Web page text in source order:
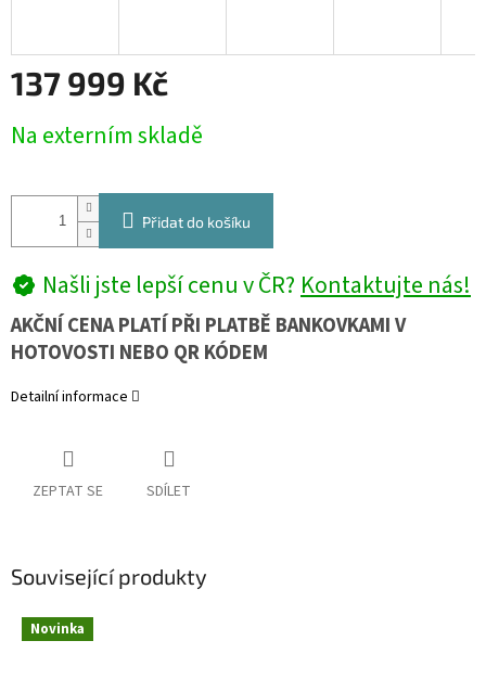
137 999 Kč
cena:
Na externím skladě
Přidat do košíku
Našli jste lepší cenu v ČR?Kontaktujte nás!
AKČNÍ CENA PLATÍ PŘI PLATBĚ BANKOVKAMI V
HOTOVOSTI NEBO QR KÓDEM
Detailní informace
ZEPTAT SE SDÍLET
Související produkty
Novinka